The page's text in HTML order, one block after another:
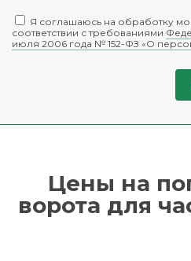
Я соглашаюсь на обработку
соответствии с требованиями
июля 2006 года № 152-ФЗ «О
Цены на
ворота для